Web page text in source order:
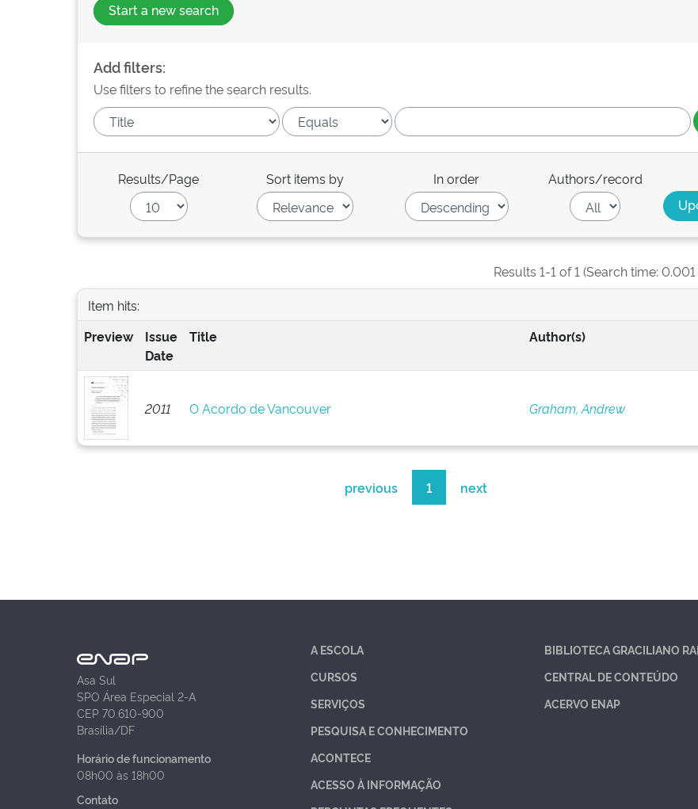
Start a new search
Add filters:
Use filters to refine the search results.
Results/Page Sort items by In order Authors/record
Results 1-1 of 1 (Search time:
Item hits:
Preview
Issue
Date
Title Author(s)
2011 O Acordo de Vancouver Graham, Andrew
previous 1 next
Asa Sul
SPO Área Especial 2-A
CEP 70.610-900
Brasília/DF
Horário de funcionamento
08h00 às 18h00
Contato
A ESCOLA
CURSOS
SERVIÇOS
PESQUISA E CONHECIMENTO
ACONTECE
ACESSO À INFORMAÇÃO
BIBLIOTECA GRACILIANO
CENTRAL DE CONTEÚDO
ACERVO ENAP